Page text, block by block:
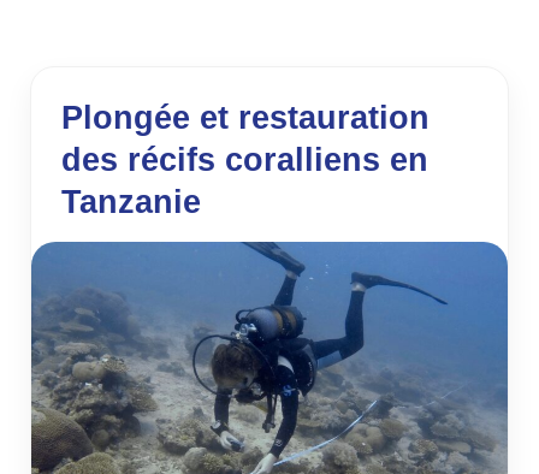
Plongée et restauration
des récifs coralliens en
Tanzanie